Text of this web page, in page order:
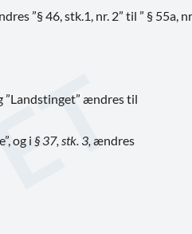
”§ 46, stk.1, nr. 2” til ” § 55a, nr.
”Landstinget” ændres til
og i § 37, stk. 3, ændres